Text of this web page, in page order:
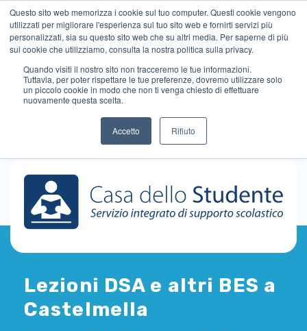
Questo sito web memorizza i cookie sul tuo computer. Questi cookie vengono
utilizzati per migliorare l'esperienza sul tuo sito web e fornirti servizi più
personalizzati, sia su questo sito web che su altri media. Per saperne di più
sui cookie che utilizziamo, consulta la nostra politica sulla privacy.
Quando visiti il ​​nostro sito non tracceremo le tue informazioni.
Tuttavia, per poter rispettare le tue preferenze, dovremo utilizzare solo
un piccolo cookie in modo che non ti venga chiesto di effettuare
nuovamente questa scelta.
Accetto Rifiuto
Lezioni DSA e altri BES a
Castelmella